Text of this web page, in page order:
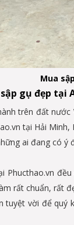
Mua
gụ đẹp tại
trên đất
tại Hải Minh,
ai đang có ý
Phucthao.vn
rất chuẩn, rất
tuyệt vời để quý